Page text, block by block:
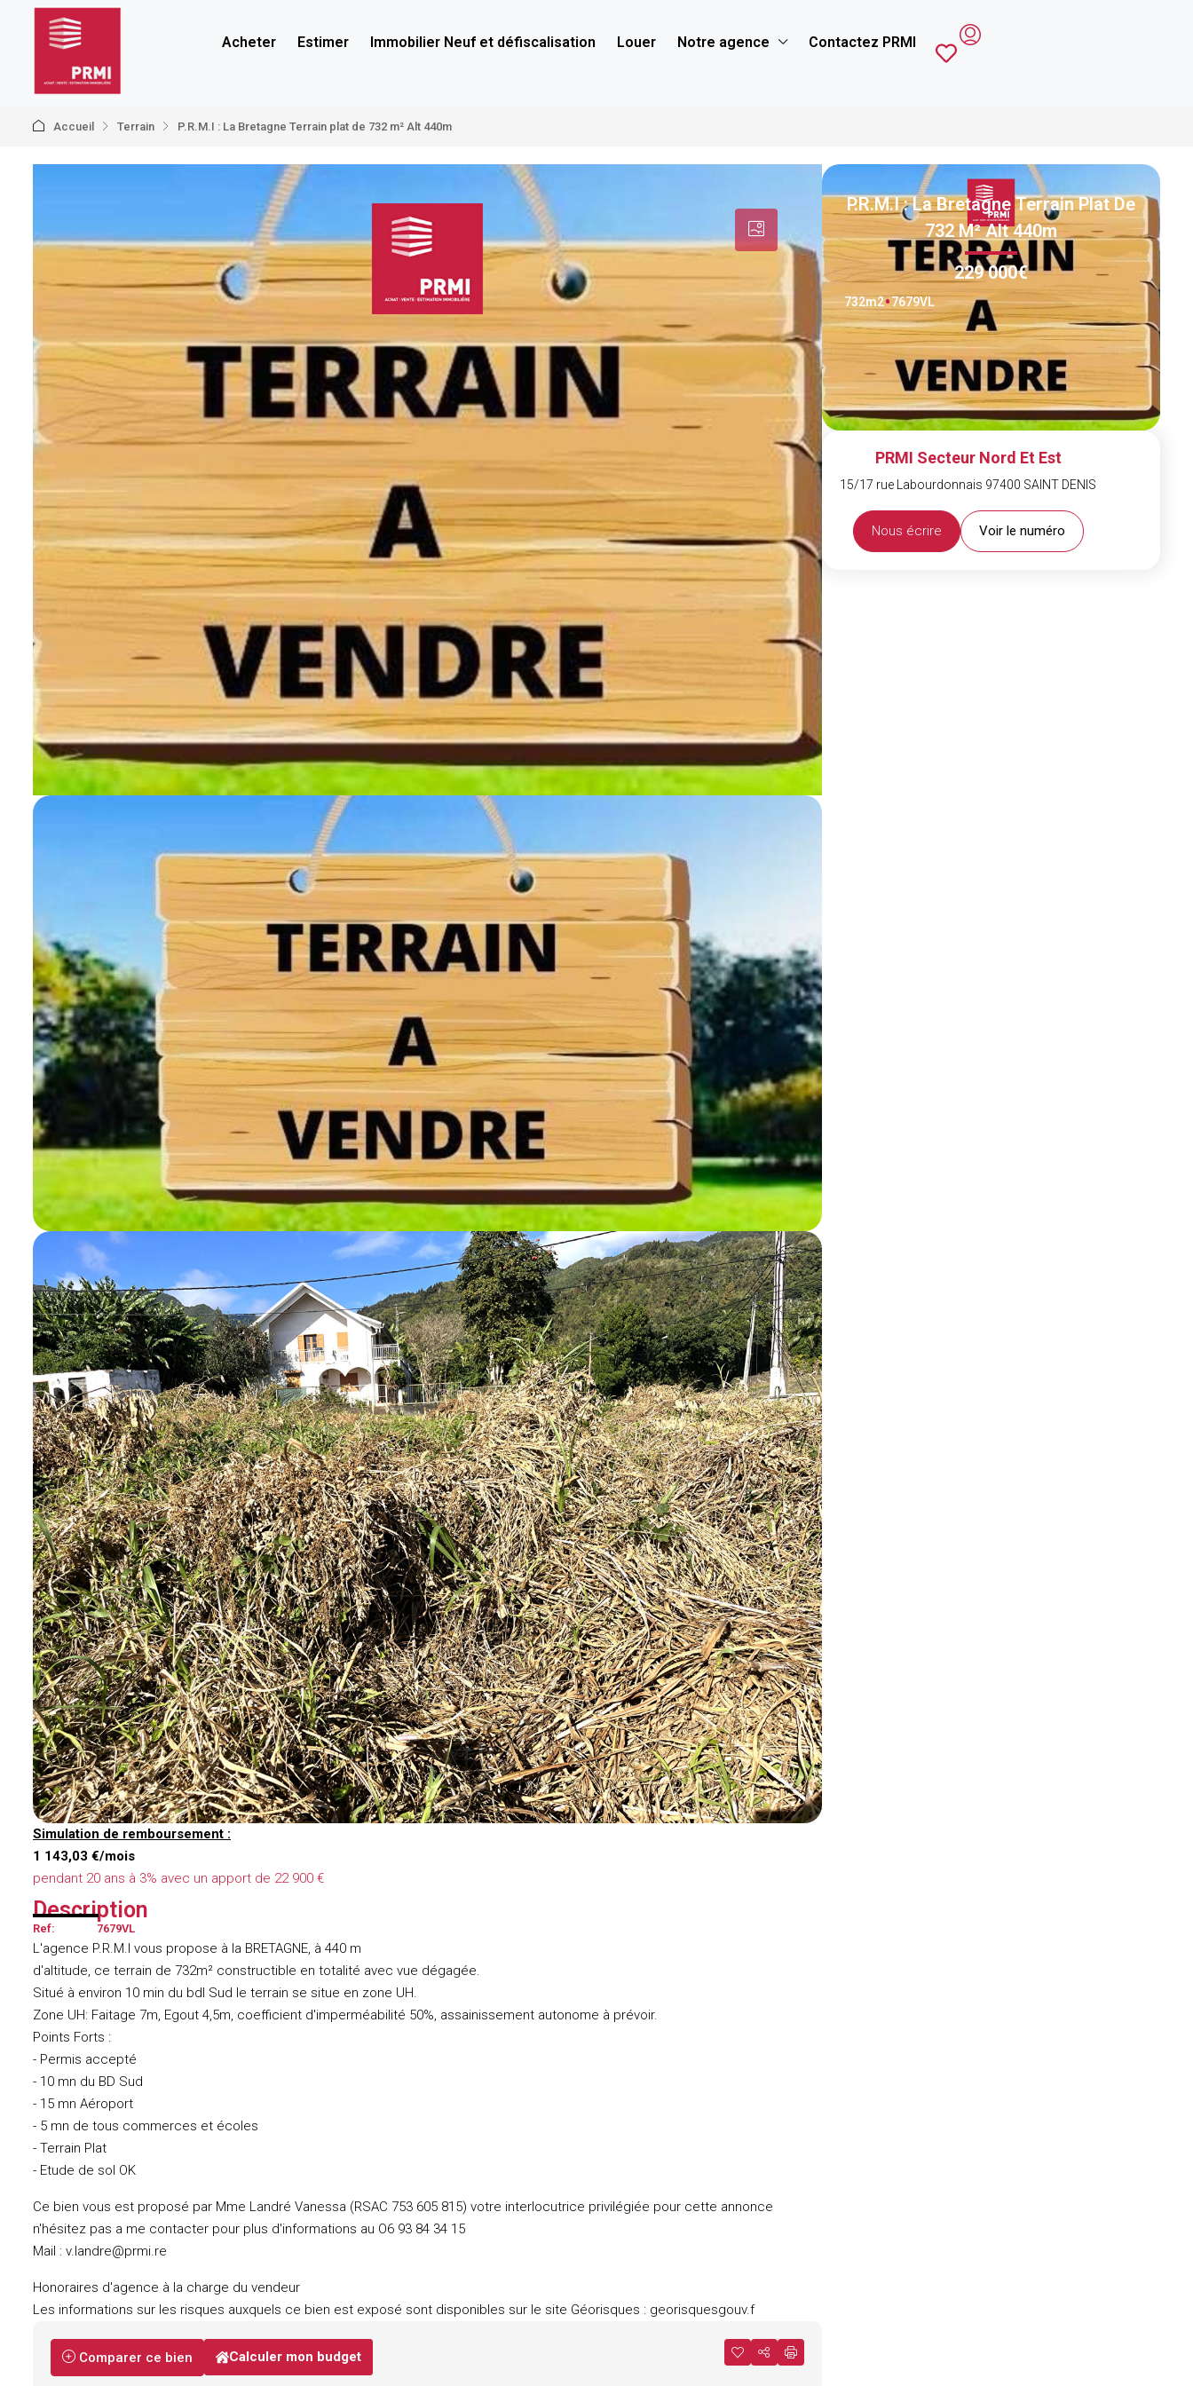
Acheter Estimer Immobilier Neuf et défiscalisation Louer Notre agence Contactez PRMI
Accueil Terrain P.R.M.I : La Bretagne Terrain plat de 732 m² Alt 440m
Simulation de remboursement :
1 143,03 €/mois
pendant 20 ans à 3% avec un apport de 22 900 €
Description
Ref: 7679VL
L'agence P.R.M.I vous propose à la BRETAGNE, à 440 m
d'altitude, ce terrain de 732m² constructible en totalité avec vue dégagée.
Situé à environ 10 min du bdl Sud le terrain se situe en zone UH.
Zone UH: Faitage 7m, Egout 4,5m, coefficient d'imperméabilité 50%, assainissement autonome à prévoir.
Points Forts :
- Permis accepté
- 10 mn du BD Sud
- 15 mn Aéroport
- 5 mn de tous commerces et écoles
- Terrain Plat
- Etude de sol OK
Ce bien vous est proposé par Mme Landré Vanessa (RSAC 753 605 815) votre interlocutrice privilégiée pour cette annonce
n'hésitez pas a me contacter pour plus d'informations au O6 93 84 34 15
Mail : v.landre@prmi.re
Honoraires d'agence à la charge du vendeur
Les informations sur les risques auxquels ce bien est exposé sont disponibles sur le site Géorisques : georisquesgouv.f
Comparer ce bien Calculer mon budget
P.R.M.I : La Bretagne Terrain Plat De
732 M² Alt 440m
229 000€
m2
732 7679VL
PRMI Secteur Nord Et Est
15/17 rue Labourdonnais 97400 SAINT DENIS
Nous écrire Voir le numéro